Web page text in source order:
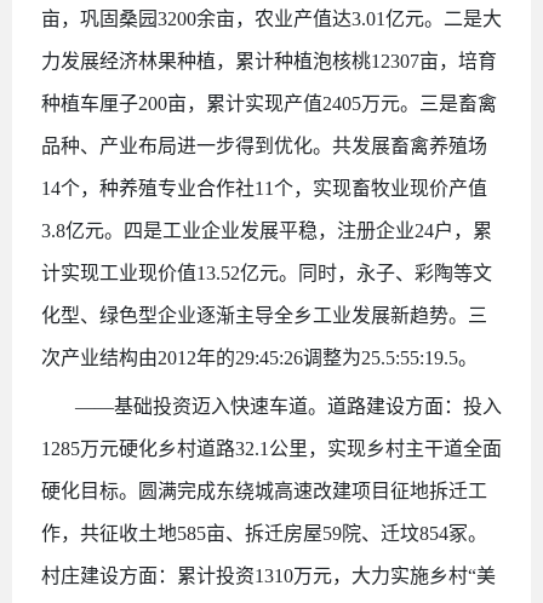
亩，巩固桑园3200余亩，农业产值达3.01亿元。二是大
力发展经济林果种植，累计种植泡核桃12307亩，培育
种植车厘子200亩，累计实现产值2405万元。三是畜禽
品种、产业布局进一步得到优化。共发展畜禽养殖场
14个，种养殖专业合作社11个，实现畜牧业现价产值
3.8亿元。四是工业企业发展平稳，注册企业24户，累
计实现工业现价值13.52亿元。同时，永子、彩陶等文
化型、绿色型企业逐渐主导全乡工业发展新趋势。三
次产业结构由2012年的29:45:26调整为25.5:55:19.5。
——基础投资迈入快速车道。道路建设方面：投入
1285万元硬化乡村道路32.1公里，实现乡村主干道全面
硬化目标。圆满完成东绕城高速改建项目征地拆迁工
作，共征收土地585亩、拆迁房屋59院、迁坟854冢。
村庄建设方面：累计投资1310万元，大力实施乡村“美